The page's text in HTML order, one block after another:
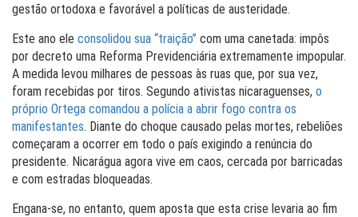
gestão ortodoxa e favorável a políticas de austeridade.
Este ano ele consolidou sua “traição” com uma canetada: impôs
por decreto uma Reforma Previdenciária extremamente impopular.
A medida levou milhares de pessoas às ruas que, por sua vez,
foram recebidas por tiros. Segundo ativistas nicaraguenses, o
próprio Ortega comandou a polícia a abrir fogo contra os
manifestantes. Diante do choque causado pelas mortes, rebeliões
começaram a ocorrer em todo o país exigindo a renúncia do
presidente. Nicarágua agora vive em caos, cercada por barricadas
e com estradas bloqueadas.
Engana-se, no entanto, quem aposta que esta crise levaria ao fim